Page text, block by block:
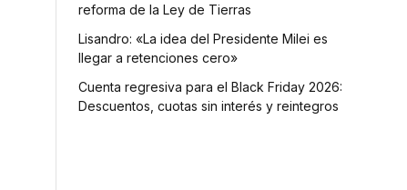
reforma de la Ley de Tierras
Lisandro: «La idea del Presidente Milei es
llegar a retenciones cero»
Cuenta regresiva para el Black Friday 2026:
Descuentos, cuotas sin interés y reintegros